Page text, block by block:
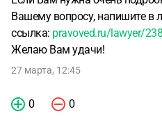
Вашему вопросу, напишите в
ссылка: pravoved.ru/lawyer/
Желаю Вам удачи!
27 марта, 12:45
0 0